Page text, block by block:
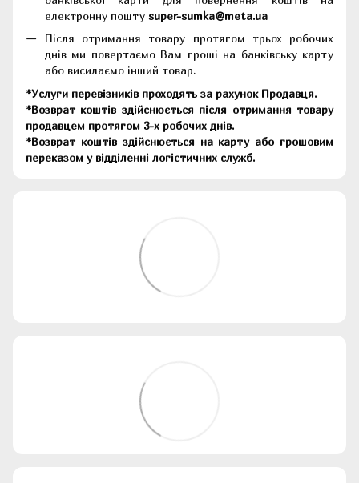
електронну пошту super-sumka@meta.ua
Після отримання товару протягом трьох робочих
днів ми повертаємо Вам гроші на банківську карту
або висилаємо інший товар.
*Услуги перевізників проходять за рахунок Продавця.
*Возврат коштів здійснюється після отримання товару
продавцем протягом 3-х робочих днів.
*Возврат коштів здійснюється на карту або грошовим
переказом у відділенні логістичних служб.